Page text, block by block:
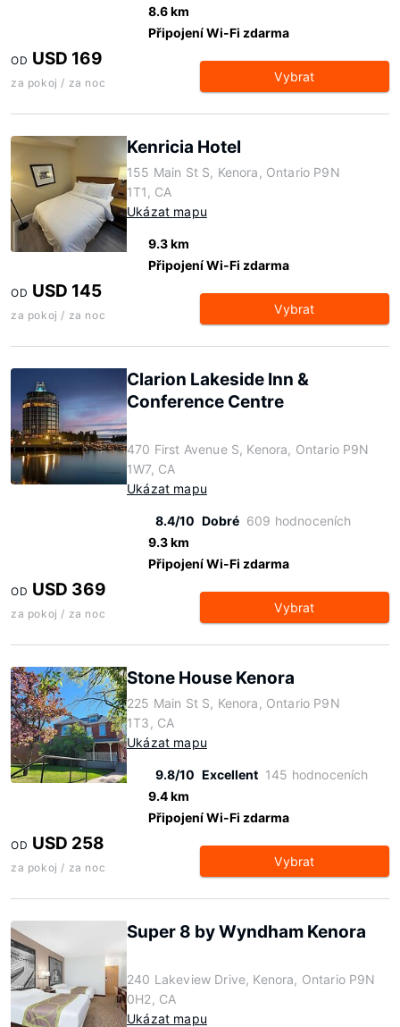
8.6 km
Připojení Wi-Fi zdarma
OD USD 169
za pokoj / za noc Vybrat
Kenricia Hotel
155 Main St S, Kenora, Ontario P9N
1T1, CA
Ukázat mapu
9.3 km
Připojení Wi-Fi zdarma
OD USD 145
za pokoj / za noc Vybrat
Clarion Lakeside Inn &
Conference Centre
470 First Avenue S, Kenora, Ontario P9N
1W7, CA
Ukázat mapu
8.4/10 Dobré 609 hodnoceních
9.3 km
Připojení Wi-Fi zdarma
OD USD 369
za pokoj / za noc Vybrat
Stone House Kenora
225 Main St S, Kenora, Ontario P9N
1T3, CA
Ukázat mapu
9.8/10 Excellent 145 hodnoceních
9.4 km
Připojení Wi-Fi zdarma
OD USD 258
za pokoj / za noc Vybrat
Super 8 by Wyndham Kenora
240 Lakeview Drive, Kenora, Ontario P9N
0H2, CA
Ukázat mapu